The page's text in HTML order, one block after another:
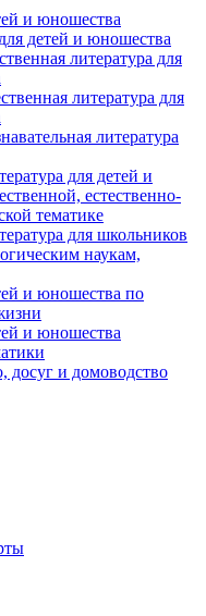
и юношества
детей и юношества
литература для
литература для
литература
для детей и
естественно-
тематике
для школьников
наукам,
и юношества по
и юношества
досуг и домоводство